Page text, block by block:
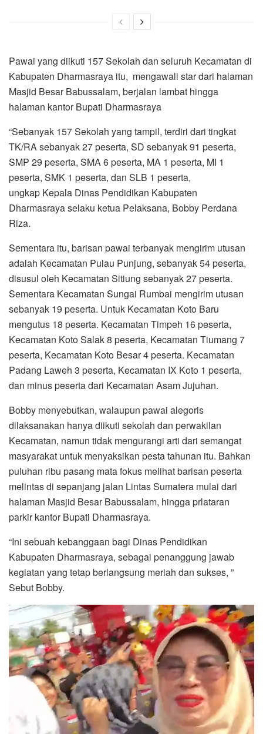
Pawai yang diikuti 157 Sekolah dan seluruh Kecamatan di
Kabupaten Dharmasraya itu, mengawali star dari halaman
Masjid Besar Babussalam, berjalan lambat hingga
halaman kantor Bupati Dharmasraya
“Sebanyak 157 Sekolah yang tampil, terdiri dari tingkat
TK/RA sebanyak 27 peserta, SD sebanyak 91 peserta,
SMP 29 peserta, SMA 6 peserta, MA 1 peserta, MI 1
peserta, SMK 1 peserta, dan SLB 1 peserta,
ungkap Kepala Dinas Pendidikan Kabupaten
Dharmasraya selaku ketua Pelaksana, Bobby Perdana
Riza.
Sementara itu, barisan pawai terbanyak mengirim utusan
adalah Kecamatan Pulau Punjung, sebanyak 54 peserta,
disusul oleh Kecamatan Sitiung sebanyak 27 peserta.
Sementara Kecamatan Sungai Rumbai mengirim utusan
sebanyak 19 peserta. Untuk Kecamatan Koto Baru
mengutus 18 peserta. Kecamatan Timpeh 16 peserta,
Kecamatan Koto Salak 8 peserta, Kecamatan Tiumang 7
peserta, Kecamatan Koto Besar 4 peserta. Kecamatan
Padang Laweh 3 peserta, Kecamatan IX Koto 1 peserta,
dan minus peserta dari Kecamatan Asam Jujuhan.
Bobby menyebutkan, walaupun pawai alegoris
dilaksanakan hanya diikuti sekolah dan perwakilan
Kecamatan, namun tidak mengurangi arti dari semangat
masyarakat untuk menyaksikan pesta tahunan itu. Bahkan
puluhan ribu pasang mata fokus melihat barisan peserta
melintas di sepanjang jalan Lintas Sumatera mulai dari
halaman Masjid Besar Babussalam, hingga prlataran
parkir kantor Bupati Dharmasraya.
“Ini sebuah kebanggaan bagi Dinas Pendidikan
Kabupaten Dharmasraya, sebagai penanggung jawab
kegiatan yang tetap berlangsung meriah dan sukses, ”
Sebut Bobby.